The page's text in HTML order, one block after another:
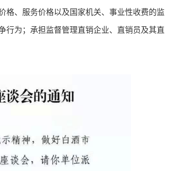
格、服务价格以及国家机关、事业性收费的监
行为；承担监督管理直销企业、直销员及其直